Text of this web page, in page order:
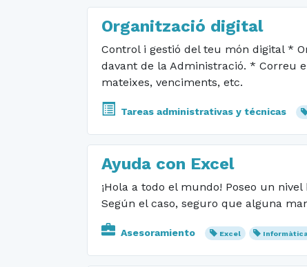
Organització digital
Control i gestió del teu món digital *
davant de la Administració. * Correu
mateixes, venciments, etc.
Tareas administrativas y técnicas
Ayuda con Excel
¡Hola a todo el mundo! Poseo un
Según el caso, seguro que alguna
Asesoramiento Excel